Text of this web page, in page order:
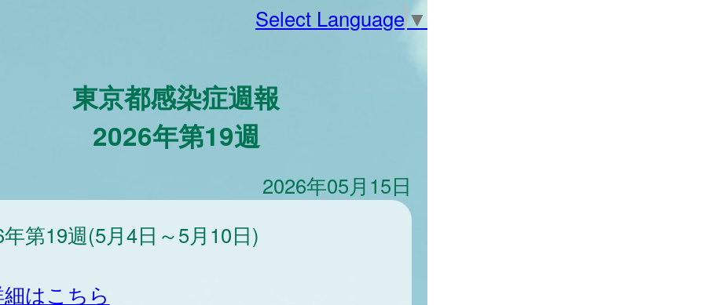
Select Language ▼
東京都感染症週報
2026年第19週
2026年05月15日
第19週(5月4日～5月10日)
はこちら